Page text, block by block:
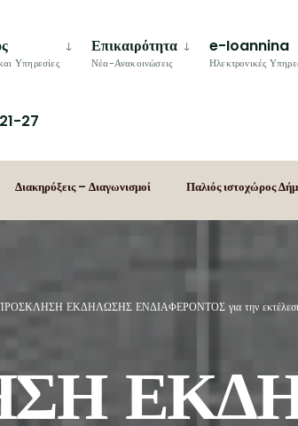
Υπηρεσίες
Επικαιρότητα
Νέα-Ανακοινώσεις
e-Ioannina
Ηλεκτρονικές
27
Διακηρύξεις – Διαγωνισμοί Παλιός ιστοχώρος
ΕΚΔΗΛΩΣΗΣ ΕΝΔΙΑΦΕΡΟΝΤΟΣ για την εκτέλεση της